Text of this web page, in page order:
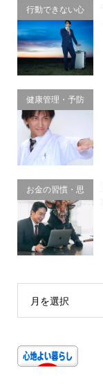
行動できない心
理・思い込み
健康管理・予防
習慣
お金の習慣・思
考法
月を選択